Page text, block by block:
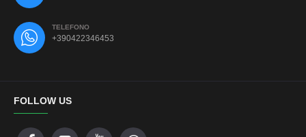
TELEFONO
+390422346453
FOLLOW US